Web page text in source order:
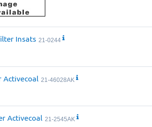
Insats 21-0244
21-46028AK
Activecoal 21-2545AK